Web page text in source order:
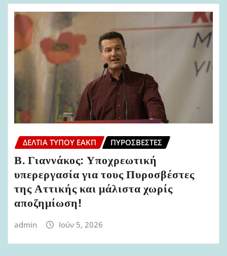
ΔΕΛΤΊΑ ΤΎΠΟΥ ΕΑΚΠ ΠΥΡΟΣΒΈΣΤΕΣ
Β. Γιαννάκος: Υποχρεωτική
υπερεργασία για τους Πυροσβέστες
της Αττικής και μάλιστα χωρίς
αποζημίωση!
admin Ιούν 5, 2026